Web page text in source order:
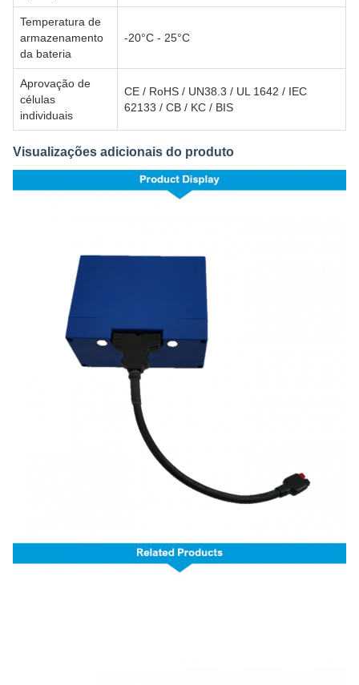
Temperatura de
armazenamento
da bateria
-20°C - 25°C
Aprovação de
células
individuais
CE / RoHS / UN38.3 / UL 1642 / IEC
62133 / CB / KC / BIS
Visualizações adicionais do produto